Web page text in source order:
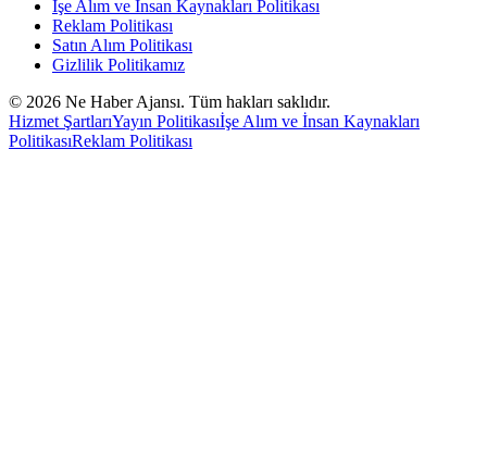
İşe Alım ve İnsan Kaynakları Politikası
Reklam Politikası
Satın Alım Politikası
Gizlilik Politikamız
© 2026 Ne Haber Ajansı. Tüm hakları saklıdır.
Hizmet ŞartlarıYayın Politikasıİşe Alım ve İnsan Kaynakları
PolitikasıReklam Politikası